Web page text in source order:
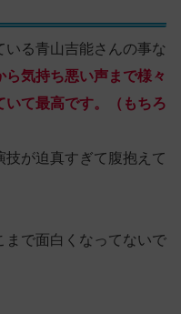
いる青山吉能さんの事な
気持ち悪い声まで様々
いて最高です。（もちろ
が迫真すぎて腹抱えて
まで面白くなってないで